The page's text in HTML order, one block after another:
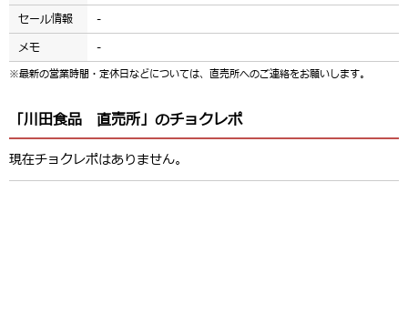
セール情報
-
メモ
-
※最新の営業時間・定休日などについては、直売所へのご連絡をお願いします。
「川田食品 直売所」のチョクレポ
現在チョクレポはありません。